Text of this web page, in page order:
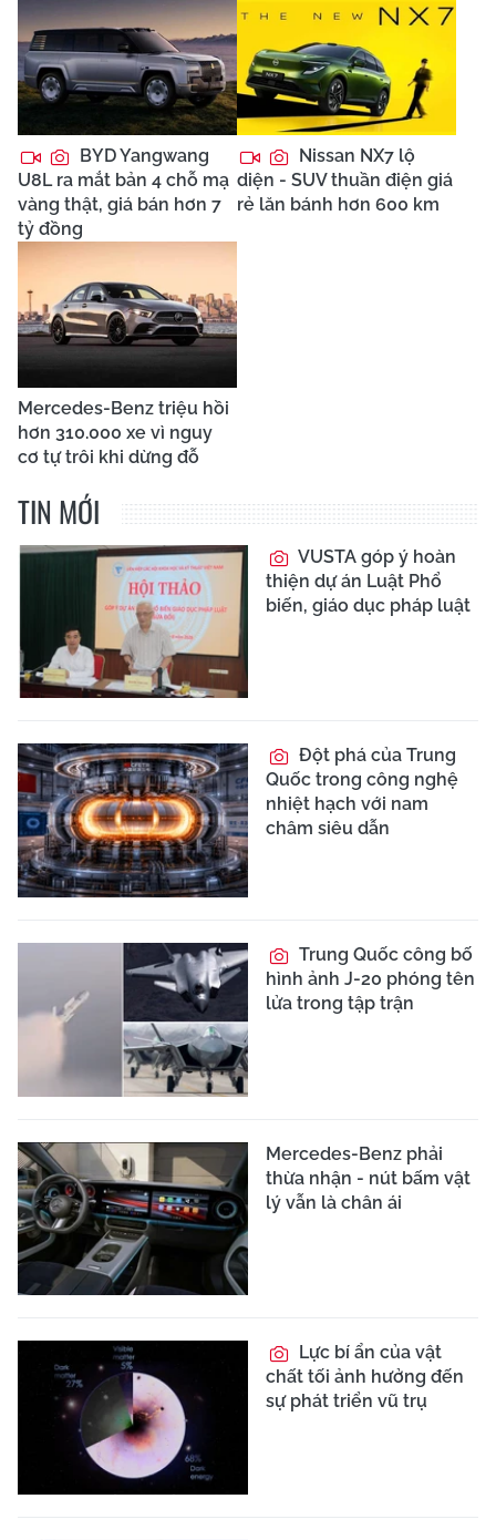
BYD Yangwang
U8L ra mắt bản 4 chỗ mạ
vàng thật, giá bán hơn 7
tỷ đồng
Nissan NX7 lộ
diện - SUV thuần điện giá
rẻ lăn bánh hơn 600 km
Mercedes-Benz triệu hồi
hơn 310.000 xe vì nguy
cơ tự trôi khi dừng đỗ
TIN MỚI
VUSTA góp ý hoàn
thiện dự án Luật Phổ
biến, giáo dục pháp luật
Đột phá của Trung
Quốc trong công nghệ
nhiệt hạch với nam
châm siêu dẫn
Trung Quốc công bố
hình ảnh J-20 phóng tên
lửa trong tập trận
Mercedes-Benz phải
thừa nhận - nút bấm vật
lý vẫn là chân ái
Lực bí ẩn của vật
chất tối ảnh hưởng đến
sự phát triển vũ trụ